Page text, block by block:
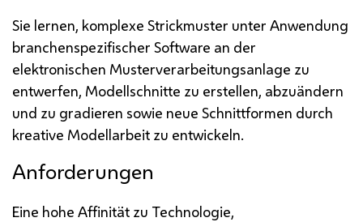
Sie lernen, komplexe Strickmuster unter Anwendung
branchenspezifischer Software an der
elektronischen Musterverarbeitungsanlage zu
entwerfen, Modellschnitte zu erstellen, abzuändern
und zu gradieren sowie neue Schnittformen durch
kreative Modellarbeit zu entwickeln.
Anforderungen
Eine hohe Affinität zu Technologie,